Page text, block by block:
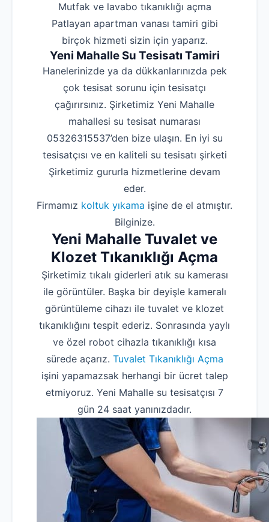
‌Mutfak ve lavabo tıkanıklığı açma
‌Patlayan apartman vanası tamiri gibi
birçok hizmeti sizin için yaparız.
Yeni Mahalle Su Tesisatı Tamiri
Hanelerinizde ya da dükkanlarınızda pek
çok tesisat sorunu için tesisatçı
çağırırsınız. Şirketimiz Yeni Mahalle
mahallesi su tesisat numarası
05326315537’den bize ulaşın. En iyi su
tesisatçısı ve en kaliteli su tesisatı şirketi
Şirketimiz gururla hizmetlerine devam
eder.
Firmamız koltuk yıkama işine de el atmıştır.
Bilginize.
Yeni Mahalle Tuvalet ve
Klozet Tıkanıklığı Açma
Şirketimiz tıkalı giderleri atık su kamerası
ile görüntüler. Başka bir deyişle kameralı
görüntüleme cihazı ile tuvalet ve klozet
tıkanıklığını tespit ederiz. Sonrasında yaylı
ve özel robot cihazla tıkanıklığı kısa
sürede açarız. Tuvalet Tıkanıklığı Açma
işini yapamazsak herhangi bir ücret talep
etmiyoruz. Yeni Mahalle su tesisatçısı 7
gün 24 saat yanınızdadır.